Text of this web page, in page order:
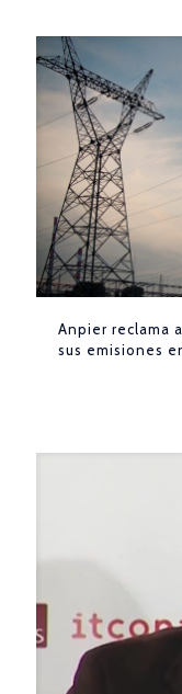
Anpier reclama
sus emisiones